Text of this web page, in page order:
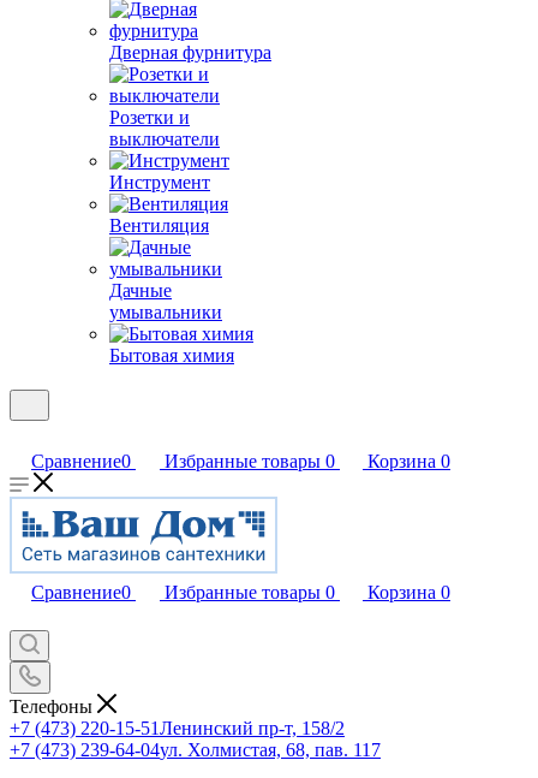
Дверная фурнитура
Розетки и
выключатели
Инструмент
Вентиляция
Дачные
умывальники
Бытовая химия
Сравнение0 Избранные товары 0 Корзина 0
Сравнение0 Избранные товары 0 Корзина 0
Телефоны
+7 (473) 220-15-51Ленинский пр-т, 158/2
+7 (473) 239-64-04ул. Холмистая, 68, пав. 117